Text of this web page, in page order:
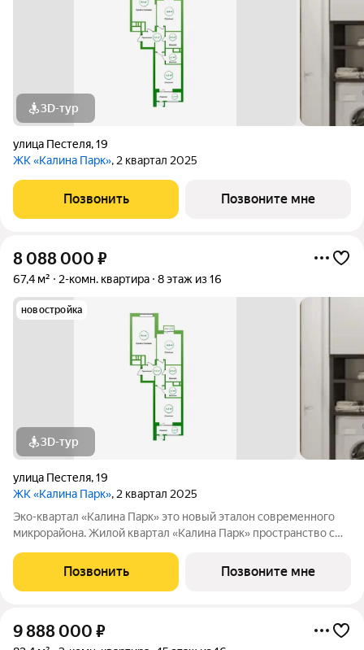
3D-тур
улица Пестеля,19
ЖК «Калина Парк», 2 квартал 2025
Позвонить Позвоните мне
8 088 000 ₽
67,4 м² 2-комн. квартира 8 этаж из 16
новостройка
3D-тур
улица Пестеля,19
ЖК «Калина Парк», 2 квартал 2025
Эко-квартал «Калина Парк» это новый эталон современного
микрорайона. Жилой квартал «Калина Парк» пространство с
эргономичными планировками квартир, безопасными дворами
и развитой, продуманной
Позвонить Позвоните мне
9 888 000 ₽